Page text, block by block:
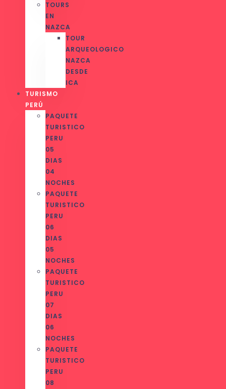
TOURS
EN
NAZCA
TOUR
ARQUEOLOGICO
NAZCA
DESDE
ICA
TURISMO
PERÚ
PAQUETE
TURISTICO
PERU
05
DIAS
04
NOCHES
PAQUETE
TURISTICO
PERU
06
DIAS
05
NOCHES
PAQUETE
TURISTICO
PERU
07
DIAS
06
NOCHES
PAQUETE
TURISTICO
PERU
08